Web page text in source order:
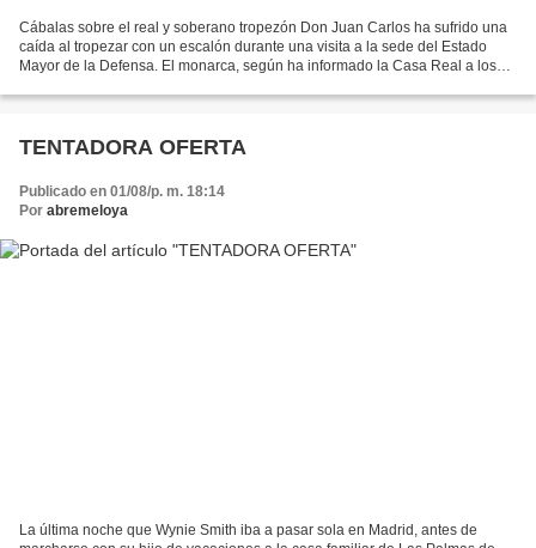
Cábalas sobre el real y soberano tropezón Don Juan Carlos ha sufrido una
caída al tropezar con un escalón durante una visita a la sede del Estado
Mayor de la Defensa. El monarca, según ha informado la Casa Real a los
TENTADORA OFERTA
Publicado en 01/08/p. m. 18:14
Por abremeloya
La última noche que Wynie Smith iba a pasar sola en Madrid, antes de